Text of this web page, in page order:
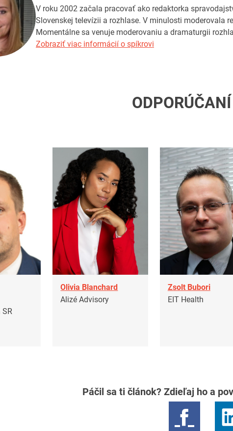
V roku 2002 začala pracovať ako redaktorka
Slovenskej televízii a rozhlase. V minulosti moderovala
Momentálne sa venuje moderovaniu a dramaturgii
Zobraziť viac informácií o spíkrovi
Olivia Blanchard
Alizé Advisory
Zsolt Bubori
EIT Health
Páčil sa ti článok? Zdieľaj ho a